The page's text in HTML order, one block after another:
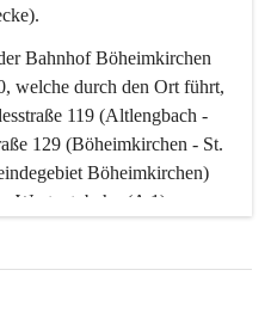
Bahnhof Böheimkirchen
welche durch den Ort führt,
119 (Altlengbach -
129 (Böheimkirchen - St.
Böheimkirchen)
Westautobahn (A 1).
Wien sowie